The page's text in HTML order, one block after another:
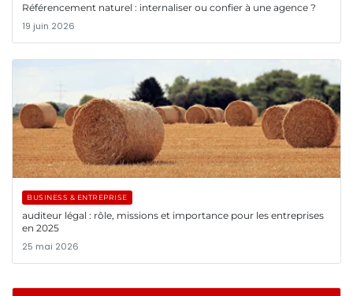
Référencement naturel : internaliser ou confier à une agence ?
19 juin 2026
BUSINESS & ENTREPRISE
auditeur légal : rôle, missions et importance pour les entreprises
en 2025
25 mai 2026